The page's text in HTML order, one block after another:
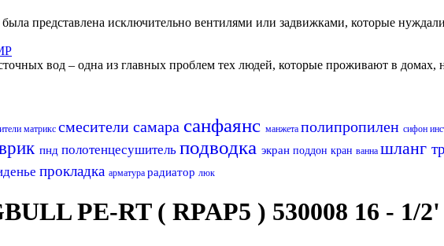
представлена исключительно вентилями или задвижками, которые
вод – одна из главных проблем тех людей, которые проживают в
матрикс смесители самара санфаянс манжета полипропилен сифон
пнд полотенцесушитель подводка экран поддон кран ванна шланг
прокладка арматура радиатор люк
PE-RT ( RPAP5 ) 530008 16 - 1/